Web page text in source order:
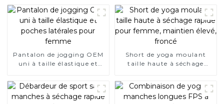
Pantalon de jogging OEM
uni à taille élastique et
Short de yoga moulant
taille haute à séchage